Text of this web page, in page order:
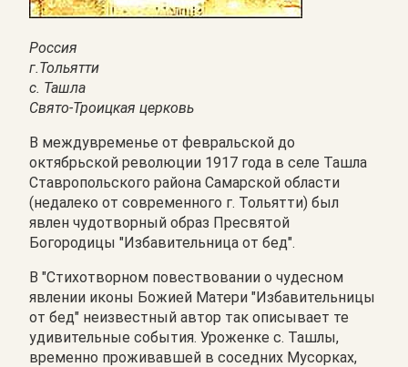
Россия
г.Тольятти
с. Ташла
Свято-Троицкая церковь
В междувременье от февральской до
октябрьской революции 1917 года в селе Ташла
Ставропольского района Самарской области
(недалеко от современного г. Тольятти) был
явлен чудотворный образ Пресвятой
Богородицы "Избавительница от бед".
В "Стихотворном повествовании о чудесном
явлении иконы Божией Матери "Избавительницы
от бед" неизвестный автор так описывает те
удивительные события. Уроженке с. Ташлы,
временно проживавшей в соседних Мусорках,